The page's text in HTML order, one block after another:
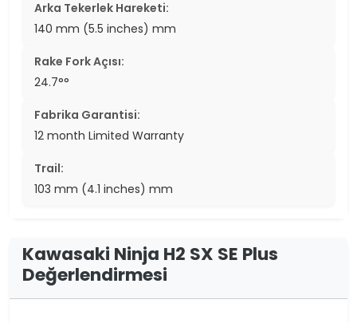
Arka Tekerlek Hareketi:
140 mm (5.5 inches) mm
Rake Fork Açısı:
24.7°°
Fabrika Garantisi:
12 month Limited Warranty
Trail:
103 mm (4.1 inches) mm
Kawasaki Ninja H2 SX SE Plus
Değerlendirmesi